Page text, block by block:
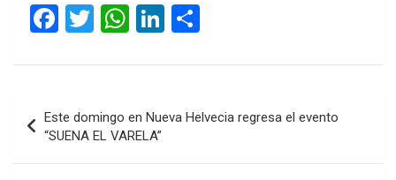
F
ce
o
o
T
tt
er
W
at
A
p
Li
ke
dI
n
m
p
ar
tir
de
entradas
Este domingo en Nueva Helvecia regresa el evento
“SUENA EL VARELA”